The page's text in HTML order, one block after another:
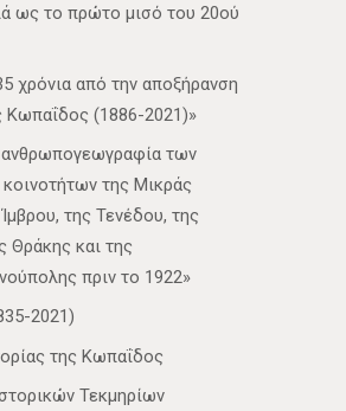
ως το πρώτο μισό του 20ού
χρόνια από την αποξήρανση
Κωπαΐδος (1886-2021)»
των
της Μικράς
της Τενέδου, της
Θράκης και της
πριν το 1922»
2021)
της Κωπαΐδος
Τεκμηρίων